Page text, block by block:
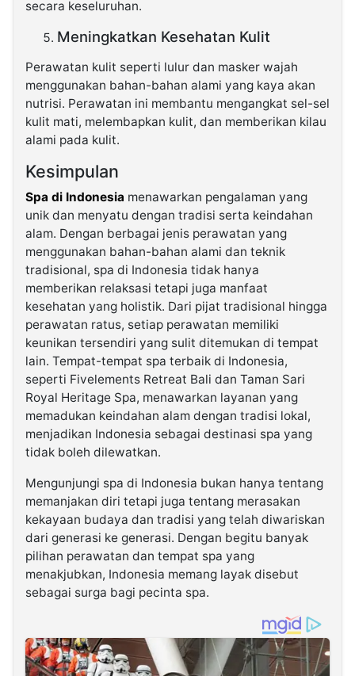
secara keseluruhan.
Meningkatkan Kesehatan Kulit
Perawatan kulit seperti lulur dan masker wajah
menggunakan bahan-bahan alami yang kaya akan
nutrisi. Perawatan ini membantu mengangkat sel-sel
kulit mati, melembapkan kulit, dan memberikan kilau
alami pada kulit.
Kesimpulan
Spa di Indonesia menawarkan pengalaman yang
unik dan menyatu dengan tradisi serta keindahan
alam. Dengan berbagai jenis perawatan yang
menggunakan bahan-bahan alami dan teknik
tradisional, spa di Indonesia tidak hanya
memberikan relaksasi tetapi juga manfaat
kesehatan yang holistik. Dari pijat tradisional hingga
perawatan ratus, setiap perawatan memiliki
keunikan tersendiri yang sulit ditemukan di tempat
lain. Tempat-tempat spa terbaik di Indonesia,
seperti Fivelements Retreat Bali dan Taman Sari
Royal Heritage Spa, menawarkan layanan yang
memadukan keindahan alam dengan tradisi lokal,
menjadikan Indonesia sebagai destinasi spa yang
tidak boleh dilewatkan.
Mengunjungi spa di Indonesia bukan hanya tentang
memanjakan diri tetapi juga tentang merasakan
kekayaan budaya dan tradisi yang telah diwariskan
dari generasi ke generasi. Dengan begitu banyak
pilihan perawatan dan tempat spa yang
menakjubkan, Indonesia memang layak disebut
sebagai surga bagi pecinta spa.